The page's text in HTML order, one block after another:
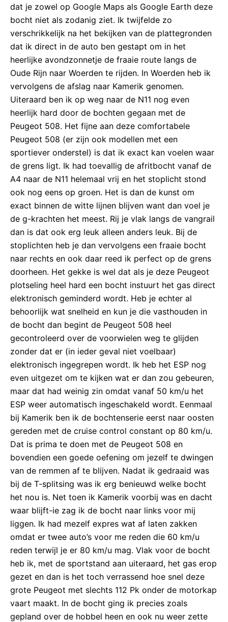
dat je zowel op Google Maps als Google Earth deze
bocht niet als zodanig ziet. Ik twijfelde zo
verschrikkelijk na het bekijken van de plattegronden
dat ik direct in de auto ben gestapt om in het
heerlijke avondzonnetje de fraaie route langs de
Oude Rijn naar Woerden te rijden. In Woerden heb ik
vervolgens de afslag naar Kamerik genomen.
Uiteraard ben ik op weg naar de N11 nog even
heerlijk hard door de bochten gegaan met de
Peugeot 508. Het fijne aan deze comfortabele
Peugeot 508 (er zijn ook modellen met een
sportiever onderstel) is dat ik exact kan voelen waar
de grens ligt. Ik had toevallig de afritbocht vanaf de
A4 naar de N11 helemaal vrij en het stoplicht stond
ook nog eens op groen. Het is dan de kunst om
exact binnen de witte lijnen blijven want dan voel je
de g-krachten het meest. Rij je vlak langs de vangrail
dan is dat ook erg leuk alleen anders leuk. Bij de
stoplichten heb je dan vervolgens een fraaie bocht
naar rechts en ook daar reed ik perfect op de grens
doorheen. Het gekke is wel dat als je deze Peugeot
plotseling heel hard een bocht instuurt het gas direct
elektronisch geminderd wordt. Heb je echter al
behoorlijk wat snelheid en kun je die vasthouden in
de bocht dan begint de Peugeot 508 heel
gecontroleerd over de voorwielen weg te glijden
zonder dat er (in ieder geval niet voelbaar)
elektronisch ingegrepen wordt. Ik heb het ESP nog
even uitgezet om te kijken wat er dan zou gebeuren,
maar dat had weinig zin omdat vanaf 50 km/u het
ESP weer automatisch ingeschakeld wordt. Eenmaal
bij Kamerik ben ik de bochtenserie eerst naar oosten
gereden met de cruise control constant op 80 km/u.
Dat is prima te doen met de Peugeot 508 en
bovendien een goede oefening om jezelf te dwingen
van de remmen af te blijven. Nadat ik gedraaid was
bij de T-splitsing was ik erg benieuwd welke bocht
het nou is. Net toen ik Kamerik voorbij was en dacht
waar blijft-ie zag ik de bocht naar links voor mij
liggen. Ik had mezelf expres wat af laten zakken
omdat er twee auto’s voor me reden die 60 km/u
reden terwijl je er 80 km/u mag. Vlak voor de bocht
heb ik, met de sportstand aan uiteraard, het gas erop
gezet en dan is het toch verrassend hoe snel deze
grote Peugeot met slechts 112 Pk onder de motorkap
vaart maakt. In de bocht ging ik precies zoals
gepland over de hobbel heen en ook nu weer zette